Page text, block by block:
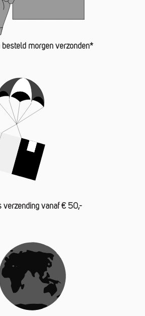
besteld morgen verzonden*
verzending vanaf € 50,-